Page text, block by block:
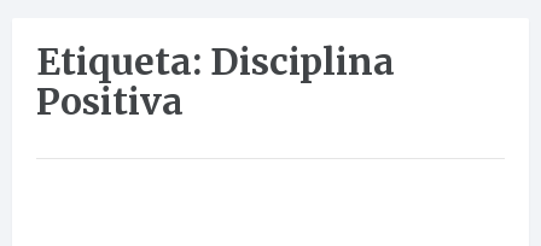
Etiqueta: Disciplina
Positiva